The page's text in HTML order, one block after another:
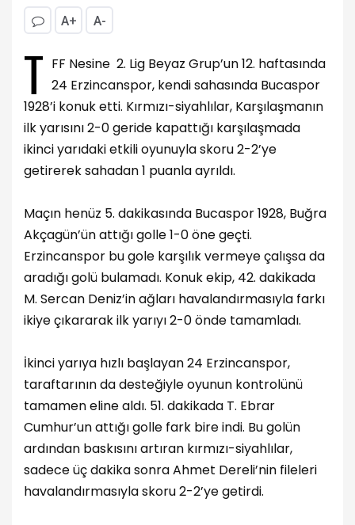
A+ A-
T FF Nesine 2. Lig Beyaz Grup’un 12. haftasında
24 Erzincanspor, kendi sahasında Bucaspor
1928’i konuk etti. Kırmızı-siyahlılar, Karşılaşmanın
ilk yarısını 2-0 geride kapattığı karşılaşmada
ikinci yarıdaki etkili oyunuyla skoru 2-2’ye
getirerek sahadan 1 puanla ayrıldı.
Maçın henüz 5. dakikasında Bucaspor 1928, Buğra
Akçagün’ün attığı golle 1-0 öne geçti.
Erzincanspor bu gole karşılık vermeye çalışsa da
aradığı golü bulamadı. Konuk ekip, 42. dakikada
M. Sercan Deniz’in ağları havalandırmasıyla farkı
ikiye çıkararak ilk yarıyı 2-0 önde tamamladı.
İkinci yarıya hızlı başlayan 24 Erzincanspor,
taraftarının da desteğiyle oyunun kontrolünü
tamamen eline aldı. 51. dakikada T. Ebrar
Cumhur’un attığı golle fark bire indi. Bu golün
ardından baskısını artıran kırmızı-siyahlılar,
sadece üç dakika sonra Ahmet Dereli’nin fileleri
havalandırmasıyla skoru 2-2’ye getirdi.